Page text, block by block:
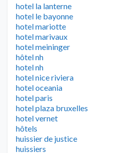
hotel la lanterne
hotel le bayonne
hotel mariotte
hotel marivaux
hotel meininger
hôtel nh
hotel nh
hotel nice riviera
hotel oceania
hotel paris
hotel plaza bruxelles
hotel vernet
hôtels
huissier de justice
huissiers